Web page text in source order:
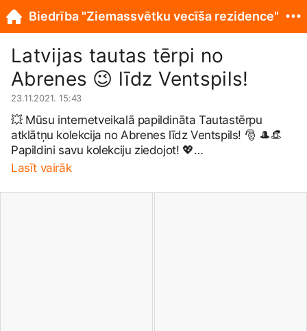
Latvijas tautas tērpi no
Abrenes 😉 līdz Ventspils!
23.11.2021. 15:43
💥 Mūsu internetveikalā papildināta Tautastērpu
atklātņu kolekcija no Abrenes līdz Ventspils! 🎅 🎩👒
Papildini savu kolekciju ziedojot! 💖
https://shop.zvr.lv/veikals/categ...
Lasīt vairāk
Biedrība "Ziemassvētku vecīša rezidence"